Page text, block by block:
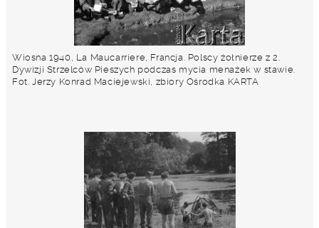
Wiosna 1940, La Maucarriere, Francja. Polscy żołnierze z 2.
Dywizji Strzelców Pieszych podczas mycia menażek w stawie.
Fot. Jerzy Konrad Maciejewski, zbiory Ośrodka KARTA